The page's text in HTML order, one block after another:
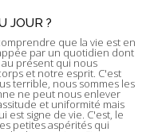
JOUR ?
que la vie est en
par un quotidien dont
présent qui nous
et notre esprit. C'est
terrible, nous sommes les
ne peut nous enlever
et uniformité mais
est signe de vie. C'est, le
petites aspérités qui